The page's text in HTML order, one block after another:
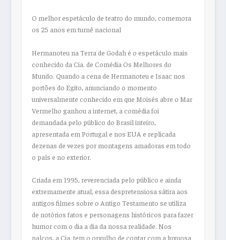
O melhor espetáculo de teatro do mundo, comemora
os 25 anos em turnê nacional
Hermanoteu na Terra de Godah é o espetáculo mais
conhecido da Cia. de Comédia Os Melhores do
Mundo. Quando a cena de Hermanoteu e Isaac nos
portões do Egito, anunciando o momento
universalmente conhecido em que Moisés abre o Mar
Vermelho ganhou a internet, a comédia foi
demandada pelo público do Brasil inteiro,
apresentada em Portugal e nos EUA e replicada
dezenas de vezes por montagens amadoras em todo
o país e no exterior.
Criada em 1995, reverenciada pelo público e ainda
extremamente atual, essa despretensiosa sátira aos
antigos filmes sobre o Antigo Testamento se utiliza
de notórios fatos e personagens históricos para fazer
humor com o dia a dia da nossa realidade. Nos
palcos, a Cia. tem o orgulho de contar com a luxuosa